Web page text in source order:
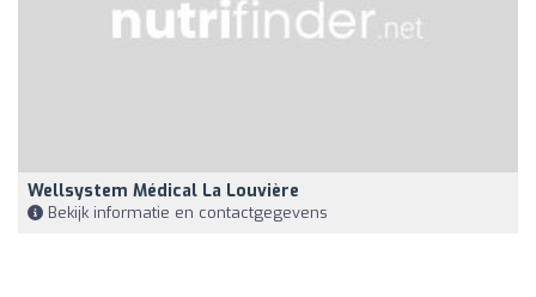
Wellsystem Médical La Louvière
Bekijk informatie en contactgegevens